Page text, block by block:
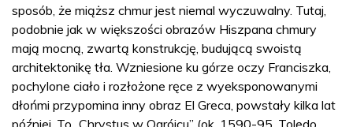
sposób, że miąższ chmur jest niemal wyczuwalny. Tutaj,
podobnie jak w większości obrazów Hiszpana chmury
mają mocną, zwartą konstrukcję, budującą swoistą
architektonikę tła. Wzniesione ku górze oczy Franciszka,
pochylone ciało i rozłożone ręce z wyeksponowanymi
dłońmi przypomina inny obraz El Greca, powstały kilka lat
później. To „Chrystus w Ogrójcu” (ok. 1590-95, Toledo